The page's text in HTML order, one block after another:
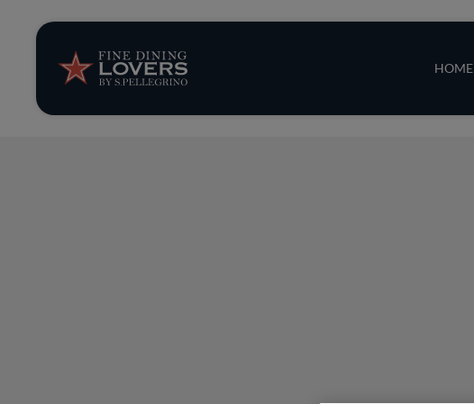
HOME
News et tendances
Recettes